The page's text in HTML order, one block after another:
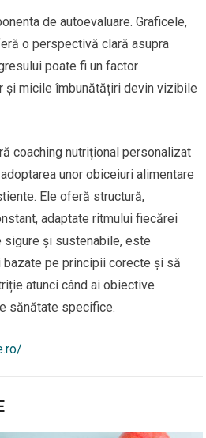
de autoevaluare. Graficele,
o perspectivă clară asupra
poate fi un factor
și micile îmbunătățiri devin vizibile
coaching nutrițional personalizat
unor obiceiuri alimentare
Ele oferă structură,
adaptate ritmului fiecărei
sigure și sustenabile, este
pe principii corecte și să
atunci când ai obiective
sănătate specifice.